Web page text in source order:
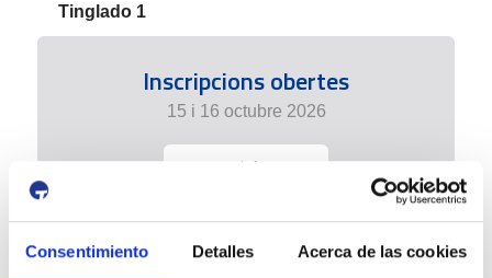
Consentimiento Detalles Acerca de las cookies
Tinglado 1
Inscripcions obertes
15 i 16 octubre 2026
+ info